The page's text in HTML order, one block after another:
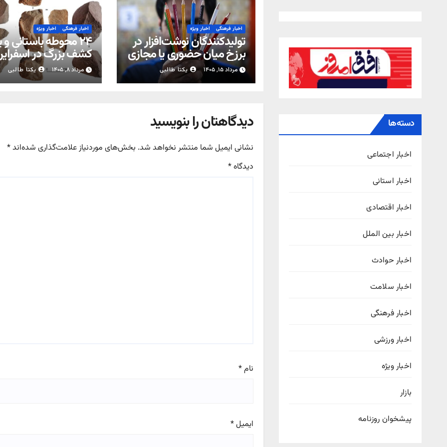
دسته‌ها
اخبار اجتماعی
اخبار استانی
اخبار اقتصادی
اخبار بین الملل
اخبار حوادث
اخبار سلامت
اخبار فرهنگی
اخبار ورزشی
اخبار ویژه
بازار
پیشخوان روزنامه
اخبار فرهنگی اخبار ویژه
تولیدکنندگان نوشت‌افزار در
برزخ میان حضوری یا مجازی
شدن مدارس
مرداد ۱۵, ۱۴۰۵ یکتا طالبی
اخبار فرهنگی اخبار ویژه
۲۴ محوطه باستانی
کشف بزرگ در
خراسان‌شمالی
مرداد ۸, ۱۴۰۵ یکتا طالبی
دیدگاهتان را بنویسید
نشانی ایمیل شما منتشر نخواهد شد. بخش‌های موردنیاز علامت‌گذاری شده‌اند*
دیدگاه*
نام*
ایمیل*